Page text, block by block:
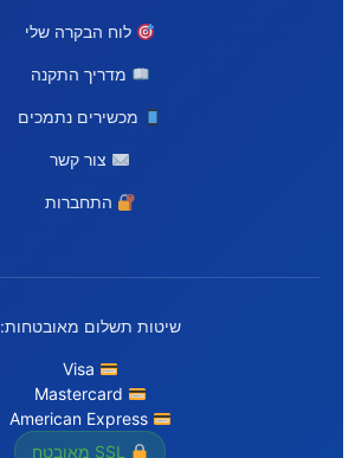
לוח הבקרה שלי
מדריך התקנה
מכשירים נתמכים
צור קשר
התחברות
שיטות תשלום מאובטחות:
American Express